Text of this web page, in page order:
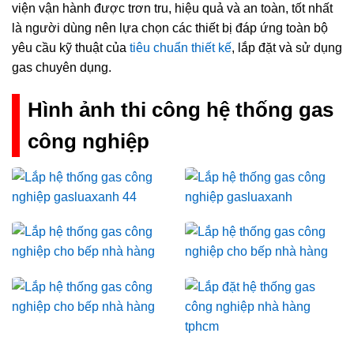
viện vận hành được trơn tru, hiệu quả và an toàn, tốt nhất
là người dùng nên lựa chọn các thiết bị đáp ứng toàn bộ
yêu cầu kỹ thuật của tiêu chuẩn thiết kế, lắp đặt và sử dụng
gas chuyên dụng.
Hình ảnh thi công hệ thống gas
công nghiệp